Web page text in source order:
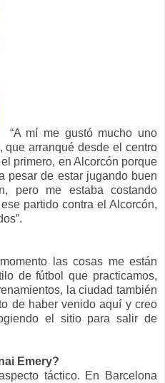
“A mí me gustó mucho uno
que arranqué desde el centro
primero, en Alcorcón porque
pesar de estar jugando buen
pero me estaba costando
partido contra el Alcorcón,
las cosas me están
de fútbol que practicamos,
la ciudad también
de haber venido aquí y creo
el sitio para salir de
Emery?
táctico. En Barcelona